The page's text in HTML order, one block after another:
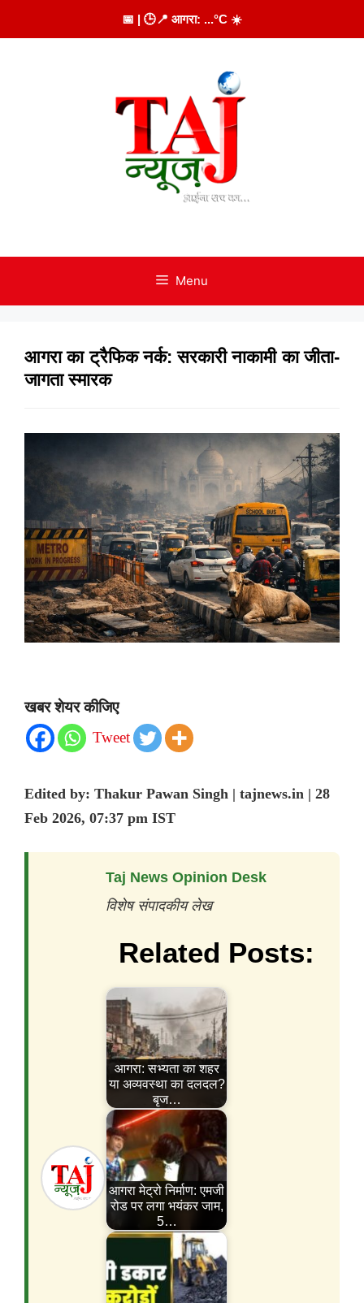
to
📅 | 🕒📍 आगरा: ...°C ☀️
Menu
आगरा का ट्रैफिक नर्क: सरकारी नाकामी का जीता-
जागता स्मारक
खबर शेयर कीजिए
Tweet
Edited by: Thakur Pawan Singh | tajnews.in | 28
Feb 2026, 07:37 pm IST
Taj News Opinion Desk
विशेष संपादकीय लेख
Related Posts:
आगरा: सभ्यता का शहर
या अव्यवस्था का दलदल?
बृज…
आगरा मेट्रो निर्माण: एमजी
रोड पर लगा भयंकर जाम,
5…